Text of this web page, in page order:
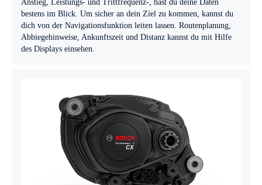
Anstieg, Leistungs- und Trittfrequenz-, hast du deine Daten
bestens im Blick. Um sicher an dein Ziel zu kommen, kannst du
dich von der Navigationsfunktion leiten lassen. Routenplanung,
Abbiegehinweise, Ankunftszeit und Distanz kannst du mit Hilfe
des Displays einsehen.